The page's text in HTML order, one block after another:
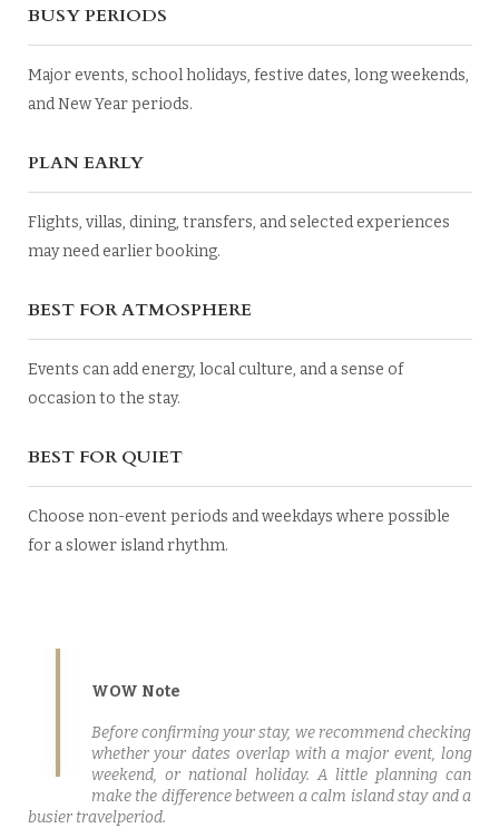
BUSY PERIODS
Major events, school holidays, festive dates, long weekends,
and New Year periods.
PLAN EARLY
Flights, villas, dining, transfers, and selected experiences
may need earlier booking.
BEST FOR ATMOSPHERE
Events can add energy, local culture, and a sense of
occasion to the stay.
BEST FOR QUIET
Choose non-event periods and weekdays where possible
for a slower island rhythm.
WOW Note
Before confirming your stay, we recommend checking
whether your dates overlap with a major event, long
weekend, or national holiday. A little planning can
make the difference between a calm island stay and a
busier travelperiod.